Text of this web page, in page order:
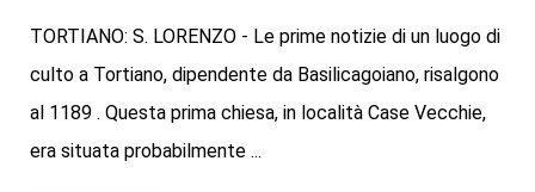
TORTIANO: S. LORENZO - Le prime notizie di un luogo di
culto a Tortiano, dipendente da Basilicagoiano, risalgono
al 1189 . Questa prima chiesa, in località Case Vecchie,
era situata probabilmente ...